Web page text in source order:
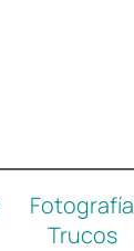
Fotografía
Trucos